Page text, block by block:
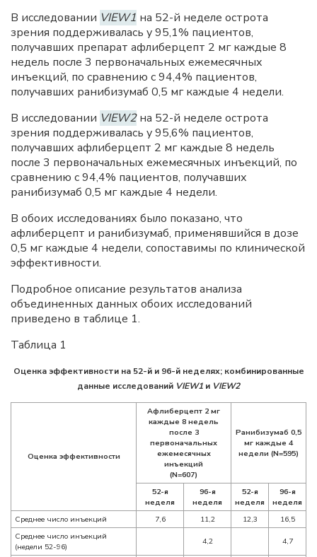
В исследовании VIEW1 на 52-й неделе острота
зрения поддерживалась у 95,1% пациентов,
получавших препарат афлиберцепт 2 мг каждые 8
недель после 3 первоначальных ежемесячных
инъекций, по сравнению с 94,4% пациентов,
получавших ранибизумаб 0,5 мг каждые 4 недели.
В исследовании VIEW2на 52-й неделе острота
зрения поддерживалась у 95,6% пациентов,
получавших афлиберцепт 2 мг каждые 8 недель
после 3 первоначальных ежемесячных инъекций, по
сравнению с 94,4% пациентов, получавших
ранибизумаб 0,5 мг каждые 4 недели.
В обоих исследованиях было показано, что
афлиберцепт и ранибизумаб, применявшийся в дозе
0,5 мг каждые 4 недели, сопоставимы по клинической
эффективности.
Подробное описание результатов анализа
объединенных данных обоих исследований
приведено в таблице 1.
Таблица 1
Оценка эффективности на 52-й и 96-й неделях; комбинированные
данные исследований VIEW1 и VIEW2
Оценка эффективности
Афлиберцепт 2 мг
каждые 8 недель
после 3
первоначальных
ежемесячных
инъекций
(N=607)
Ранибизумаб 0,5
мг каждые 4
недели (N=595)
52-я
неделя
96-я
неделя
52-я
неделя
96-я
неделя
Среднее число инъекций
7,6 11,2 12,3
16,5
Среднее число инъекций
(недели 52-96)
4,2 4,7